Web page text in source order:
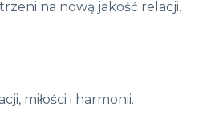
na nową jakość relacji.
miłości i harmonii.